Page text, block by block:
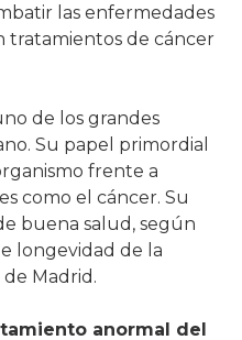
las enfermedades
tratamientos de cáncer
de los grandes
Su papel primordial
frente a
como el cáncer. Su
buena salud, según
longevidad de la
Madrid.
anormal del